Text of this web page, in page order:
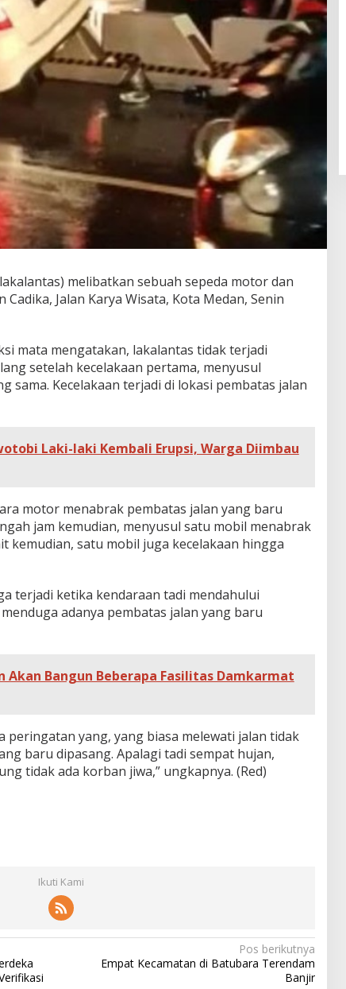
melibatkan sebuah sepeda motor dan
Jalan Karya Wisata, Kota Medan, Senin
mata mengatakan, lakalantas tidak terjadi
setelah kecelakaan pertama, menyusul
sama. Kecelakaan terjadi di lokasi pembatas jalan
Laki-laki Kembali Erupsi, Warga Diimbau
motor menabrak pembatas jalan yang baru
jam kemudian, menyusul satu mobil menabrak
kemudian, satu mobil juga kecelakaan hingga
terjadi ketika kendaraan tadi mendahului
adanya pembatas jalan yang baru
Akan Bangun Beberapa Fasilitas Damkarmat
peringatan yang, yang biasa melewati jalan tidak
baru dipasang. Apalagi tadi sempat hujan,
tidak ada korban jiwa,” ungkapnya. (Red)
Ikuti Kami
Pos berikutnya
Empat Kecamatan di Batubara Terendam
Banjir